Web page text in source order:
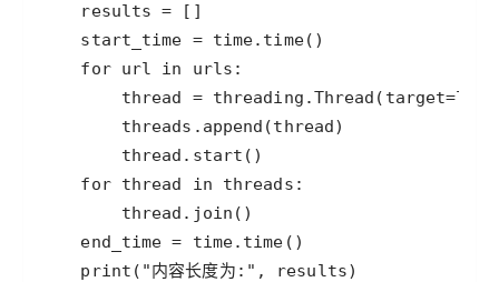
results =
start_time = time. time
for url in urls
thread
= threading .Thread ( target=
threads . append (thread
thread . start
for thread in threads
thread . join
end_time = time. time
print ( "内容长度为:" , results